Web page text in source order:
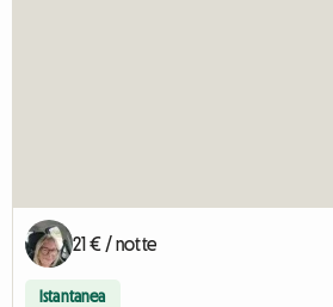
21 € / notte
Istantanea